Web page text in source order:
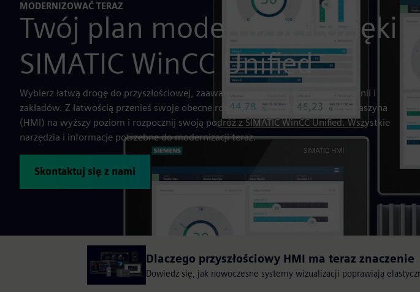
MODERNIZOWAĆ TERAZ
Twój plan modernizacji dzięki
SIMATIC WinCC Unified
Wybierz łatwą drogę do przyszłościowej, zaawansowanej wizualizacji maszyn, linii i
zakładów. Z łatwością przenieś swoje obecne rozwiązanie interfejsu człowiek-maszyna
(HMI) na wyższy poziom i rozpocznij swoją podróż z SIMATIC WinCC Unified. Wszystkie
narzędzia i informacje potrzebne do modernizacji teraz.
Skontaktuj się z nami
Dlaczego przyszłościowy HMI ma teraz znaczenie
Dowiedz się, jak nowoczesne systemy wizualizacji poprawiają